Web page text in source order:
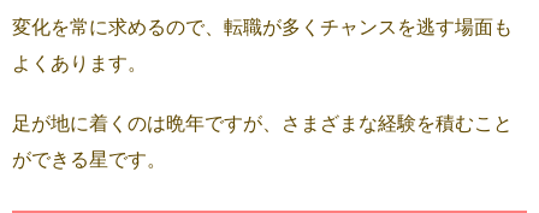
変化を常に求めるので、転職が多くチャンスを逃す場面も
よくあります。
足が地に着くのは晩年ですが、さまざまな経験を積むこと
ができる星です。